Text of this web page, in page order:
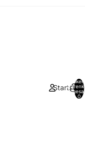
Startseite
Artikel
0